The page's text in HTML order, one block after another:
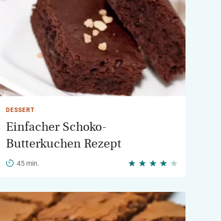
DESSERT
Einfacher Schoko-
Butterkuchen Rezept
45 min.